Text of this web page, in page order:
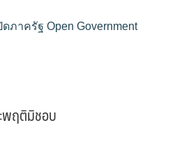
ภาครัฐ Open Government
พฤติมิชอบ